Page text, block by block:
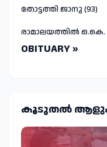
തോട്ടത്തി ജാനു (93)
രാമാലയത്തിൽ ഒ.കെ.
OBITUARY »
കൂടുതല്‍